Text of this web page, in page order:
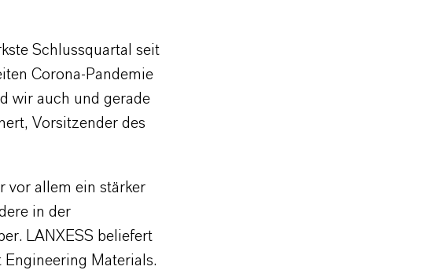
Schlussquartal seit
Corona-Pandemie
wir auch und gerade
Vorsitzender des
vor allem ein stärker
in der
LANXESS beliefert
Materials.